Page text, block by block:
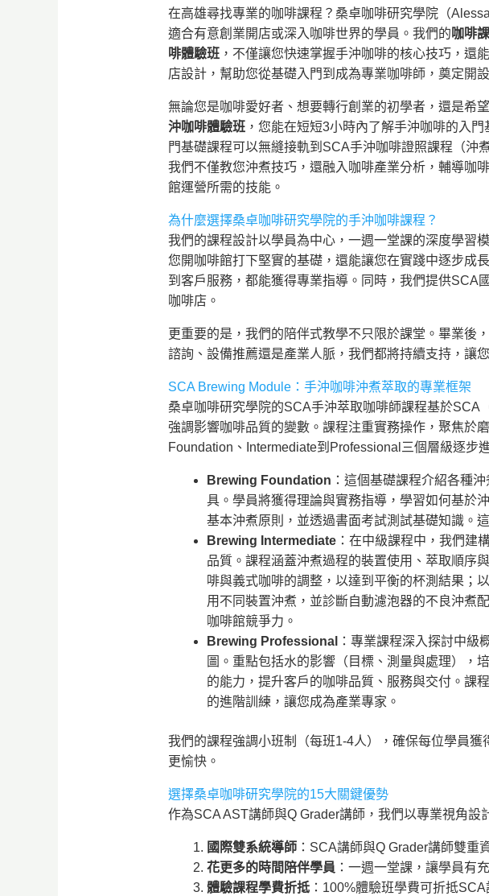
在高雄尋找專業的咖啡課程？桑卓咖啡研究學院（
適合有意創業開店或深入咖啡世界的學員。我們的咖啡
啡體驗班，不僅讓您快速掌握手沖咖啡的核心技巧，還
店設計，幫助您從基礎入門到成為專業咖啡師，奠定開
無論您是咖啡愛好者、想要轉行創業的初學者，還是希
沖咖啡體驗班，您能在短短3小時內了解手沖咖啡的入
門基礎課程可以無縫接軌到SCA手沖咖啡證照課程（沖
我們不僅教您沖煮技巧，還融入咖啡產業分析，輔導咖
館運營所需的技能。
為什麼選擇桑卓咖啡研究學院的手沖咖啡課程？
我們的課程設計以學員為中心，一週一堂課的深度學習
您開咖啡館打下堅實的基礎，還能讓您在實踐中逐步成
到客戶服務，都能獲得專業指導。同時，我們提供SCA
咖啡店。
更重要的是，我們的陪伴式教學不只限於課堂。畢業後
諮詢、設備推薦還是產業人脈，我們都將持續支持，讓
SCA Brewing Module：手沖咖啡沖煮萃取的專業框架
桑卓咖啡研究學院的SCA手沖萃取咖啡師課程基於
強調影響咖啡品質的變數。課程注重實務操作，聚焦於
Foundation、Intermediate到Professional三個層級逐步
Brewing Foundation ：這個基礎課程介紹各種
具。學員將獲得理論與實務指導，學習如何基於
基本沖煮原則，並透過書面考試測試基礎知識。
Brewing Intermediate：在中級課程中，我們建
品質。課程涵蓋沖煮過程的裝置使用、萃取順序
啡與義式咖啡的調整，以達到平衡的杯測結果；
用不同裝置沖煮，並診斷自動濾泡器的不良沖煮
咖啡館競爭力。
Brewing Professional
：專業課程深入探討中級
圖。重點包括水的影響（目標、測量與處理），
的能力，提升客戶的咖啡品質、服務與交付。課
的進階訓練，讓您成為產業專家。
我們的課程強調小班制（每班1-4人），確保每位學員
更愉快。
選擇桑卓咖啡研究學院的15大關鍵優勢
作為SCA AST講師與Q Grader講師，我們以專業視角設
國際雙系統導師：SCA講師與Q Grader講師雙重
花更多的時間陪伴學員 ：一週一堂課，讓學員有
體驗課程學費折抵：100%體驗班學費可折抵